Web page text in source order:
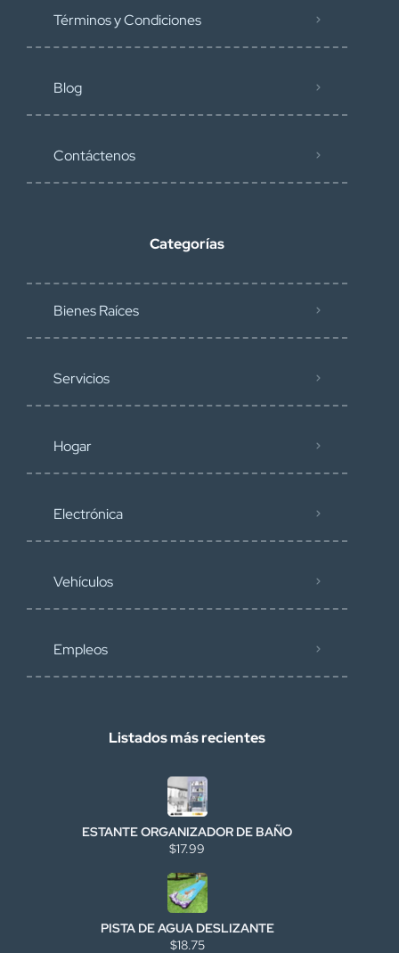
Términos y Condiciones
Blog
Contáctenos
Categorías
Bienes Raíces
Servicios
Hogar
Electrónica
Vehículos
Empleos
Listados más recientes
ESTANTE ORGANIZADOR DE BAÑO
$17.99
PISTA DE AGUA DESLIZANTE
$18.75